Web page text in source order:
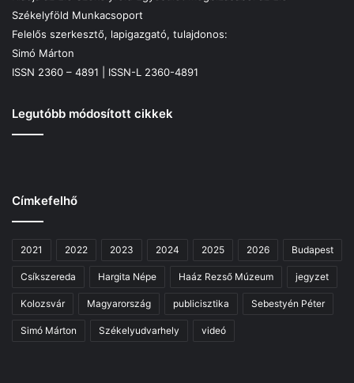
Székelyföld Munkacsoport
Felelős szerkesztő, lapigazgató, tulajdonos:
Simó Márton
ISSN 2360 – 4891 | ISSN-L 2360-4891
Legutóbb módosított cikkek
Címkefelhő
2021 2022 2023 2024 2025 2026 Budapest
Csíkszereda Hargita Népe Haáz Rezső Múzeum jegyzet
Kolozsvár Magyarország publicisztika Sebestyén Péter
Simó Márton Székelyudvarhely videó